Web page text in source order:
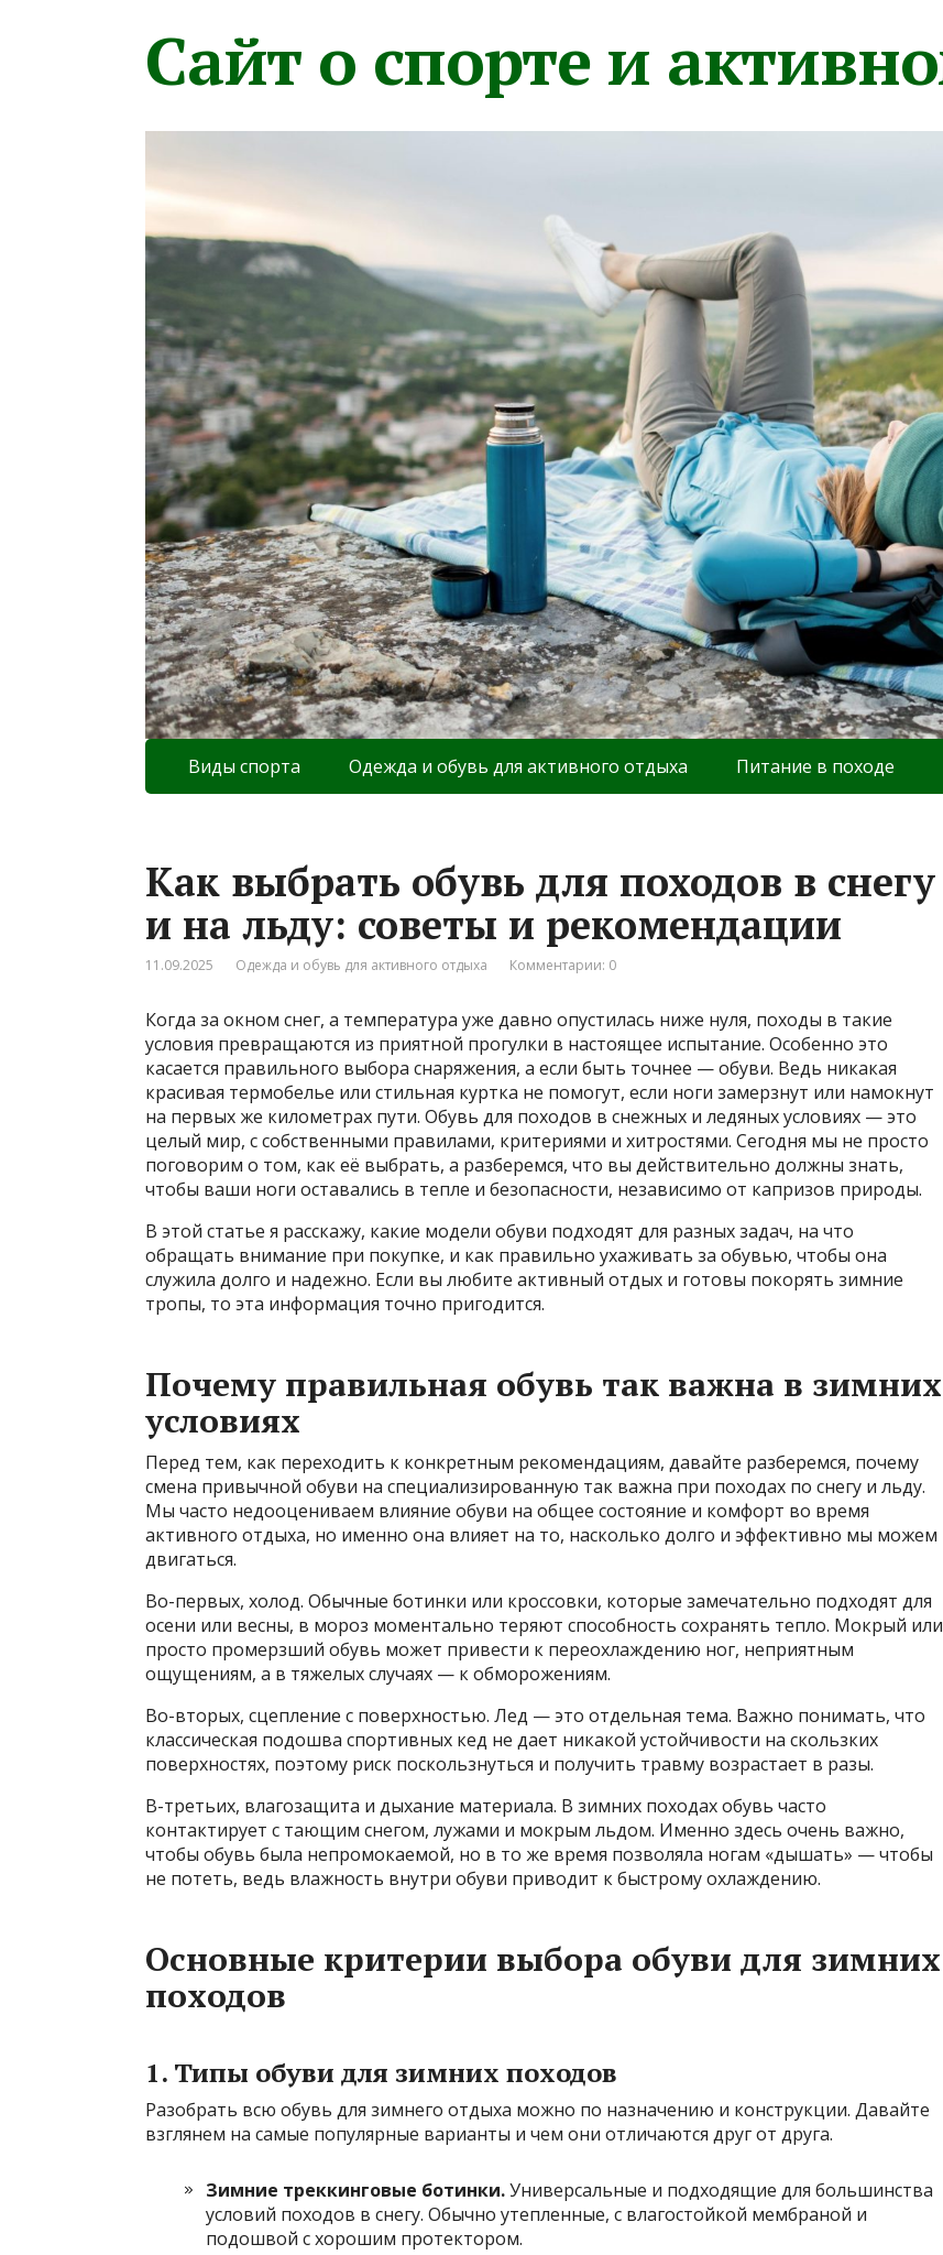
Сайт о спорте и
Виды спорта Одежда и обувь для активного отдыха Питание в походе
Как выбрать обувь для походов в снегу
и на льду: советы и рекомендации
11.09.2025 Одежда и обувь для активного отдыха Комментарии: 0
Когда за окном снег, а температура уже давно опустилась ниже нуля, походы в такие
условия превращаются из приятной прогулки в настоящее испытание. Особенно это
касается правильного выбора снаряжения, а если быть точнее — обуви. Ведь никакая
красивая термобелье или стильная куртка не помогут, если ноги замерзнут или намокнут
на первых же километрах пути. Обувь для походов в снежных и ледяных условиях — это
целый мир, с собственными правилами, критериями и хитростями. Сегодня мы не просто
поговорим о том, как её выбрать, а разберемся, что вы действительно должны знать,
чтобы ваши ноги оставались в тепле и безопасности, независимо от капризов природы.
В этой статье я расскажу, какие модели обуви подходят для разных задач, на что
обращать внимание при покупке, и как правильно ухаживать за обувью, чтобы она
служила долго и надежно. Если вы любите активный отдых и готовы покорять зимние
тропы, то эта информация точно пригодится.
Почему правильная обувь так важна в зимних
условиях
Перед тем, как переходить к конкретным рекомендациям, давайте разберемся, почему
смена привычной обуви на специализированную так важна при походах по снегу и льду.
Мы часто недооцениваем влияние обуви на общее состояние и комфорт во время
активного отдыха, но именно она влияет на то, насколько долго и эффективно мы можем
двигаться.
Во-первых, холод. Обычные ботинки или кроссовки, которые замечательно подходят для
осени или весны, в мороз моментально теряют способность сохранять тепло. Мокрый или
просто промерзший обувь может привести к переохлаждению ног, неприятным
ощущениям, а в тяжелых случаях — к обморожениям.
Во-вторых, сцепление с поверхностью. Лед — это отдельная тема. Важно понимать, что
классическая подошва спортивных кед не дает никакой устойчивости на скользких
поверхностях, поэтому риск поскользнуться и получить травму возрастает в разы.
В-третьих, влагозащита и дыхание материала. В зимних походах обувь часто
контактирует с тающим снегом, лужами и мокрым льдом. Именно здесь очень важно,
чтобы обувь была непромокаемой, но в то же время позволяла ногам «дышать» — чтобы
не потеть, ведь влажность внутри обуви приводит к быстрому охлаждению.
Основные критерии выбора обуви для зимних
походов
1. Типы обуви для зимних походов
Разобрать всю обувь для зимнего отдыха можно по назначению и конструкции. Давайте
взглянем на самые популярные варианты и чем они отличаются друг от друга.
Зимние треккинговые ботинки.Универсальные и подходящие для большинства
условий походов в снегу. Обычно утепленные, с влагостойкой мембраной и
подошвой с хорошим протектором.